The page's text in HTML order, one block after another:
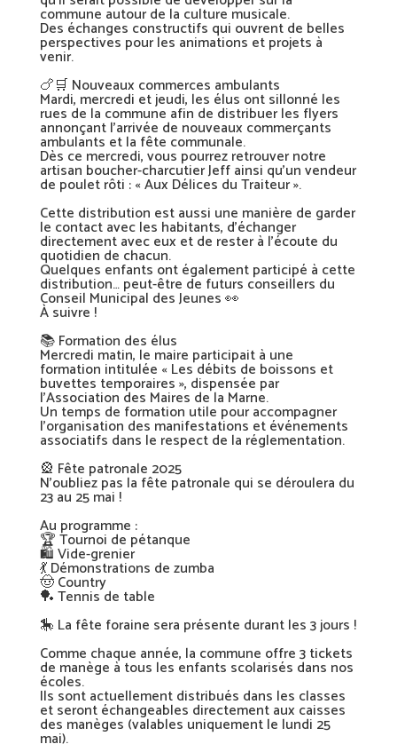
commune autour de la culture musicale.
Des échanges constructifs qui ouvrent de belles
perspectives pour les animations et projets à
venir.
🍗🛒 Nouveaux commerces ambulants
Mardi, mercredi et jeudi, les élus ont sillonné les
rues de la commune afin de distribuer les flyers
annonçant l’arrivée de nouveaux commerçants
ambulants et la fête communale.
Dès ce mercredi, vous pourrez retrouver notre
artisan boucher-charcutier Jeff ainsi qu’un vendeur
de poulet rôti : « Aux Délices du Traiteur ».
Cette distribution est aussi une manière de garder
le contact avec les habitants, d’échanger
directement avec eux et de rester à l’écoute du
quotidien de chacun.
Quelques enfants ont également participé à cette
distribution… peut-être de futurs conseillers du
Conseil Municipal des Jeunes 👀
À suivre !
📚 Formation des élus
Mercredi matin, le maire participait à une
formation intitulée « Les débits de boissons et
buvettes temporaires », dispensée par
l’Association des Maires de la Marne.
Un temps de formation utile pour accompagner
l’organisation des manifestations et événements
associatifs dans le respect de la réglementation.
🎡 Fête patronale 2025
N’oubliez pas la fête patronale qui se déroulera du
23 au 25 mai !
Au programme :
🏆 Tournoi de pétanque
🛍️ Vide-grenier
💃 Démonstrations de zumba
🤠 Country
🏓 Tennis de table
🎠 La fête foraine sera présente durant les 3 jours !
Comme chaque année, la commune offre 3 tickets
de manège à tous les enfants scolarisés dans nos
écoles.
Ils sont actuellement distribués dans les classes
et seront échangeables directement aux caisses
des manèges (valables uniquement le lundi 25
mai).